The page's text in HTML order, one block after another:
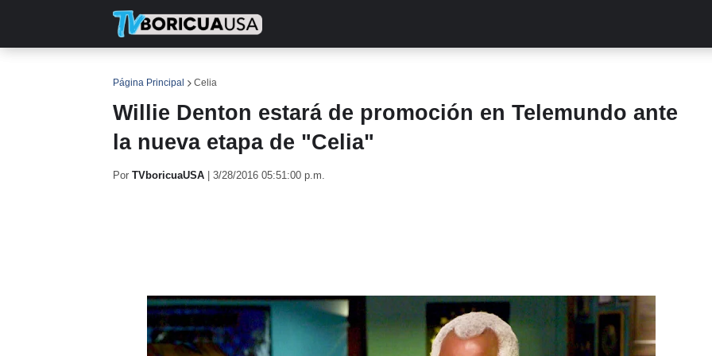
Página Principal Celia
Willie Denton estará de promoción en Telemundo ante
la nueva etapa de "Celia"
Por TVboricuaUSA 3/28/2016 05:51:00 p.m.